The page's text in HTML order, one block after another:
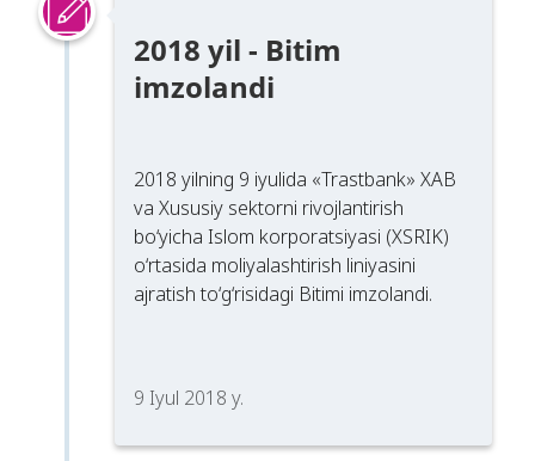
2018 yil - Bitim
imzolandi
2018 yilning 9 iyulida «Trastbank» XAB
va Xususiy sektorni rivojlantirish
bo‘yicha Islom korporatsiyasi (XSRIK)
o‘rtasida moliyalashtirish liniyasini
ajratish to‘g‘risidagi Bitimi imzolandi.
9 Iyul 2018 y.